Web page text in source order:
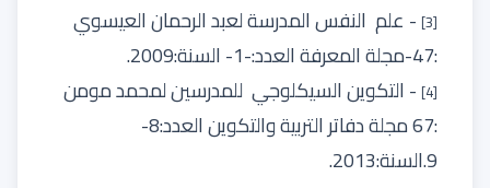
[3] - علم النفس المدرسة لعبد الرحمان العيسوي
:47
-مجلة المعرفة العدد:-1- السنة:2009.
[4] - التكوين السيكلوجي للمدرسين لمحمد مومن
:67 مجلة دفاتر التربية والتكوين العدد:8-
9.السنة:2013.